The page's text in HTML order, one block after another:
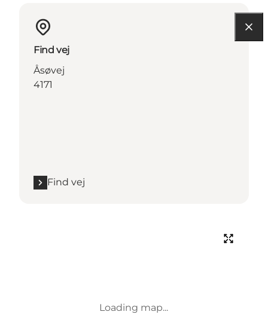
Find vej
Åsøvej
4171
Find vej
Loading map...